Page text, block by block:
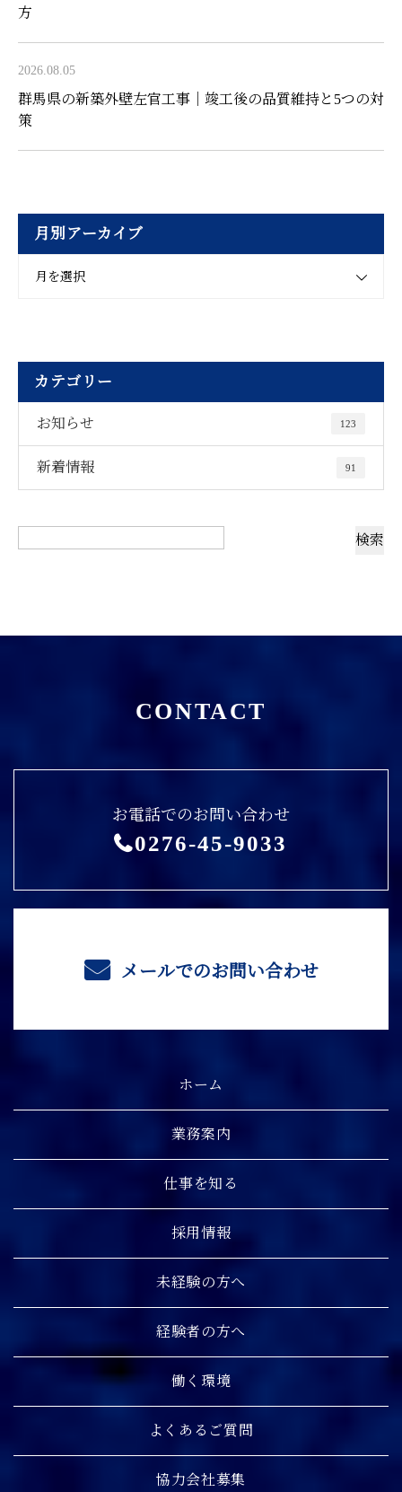
方
2026.08.05
群馬県の新築外壁左官工事｜竣工後の品質維持と5つの対
策
月別アーカイブ
月を選択
カテゴリー
お知らせ 123
新着情報 91
CONTACT
お電話でのお問い合わせ
0276-45-9033
メールでのお問い合わせ
ホーム
業務案内
仕事を知る
採用情報
未経験の方へ
経験者の方へ
働く環境
よくあるご質問
協力会社募集